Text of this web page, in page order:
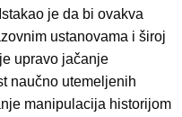
je da bi ovakva
ustanovama i široj
upravo jačanje
naučno utemeljenih
manipulacija historijom